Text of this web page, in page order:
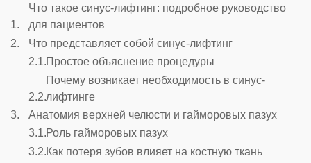
Что такое синус-лифтинг: подробное руководство
для пациентов
Что представляет собой синус-лифтинг
Простое объяснение процедуры
Почему возникает необходимость в синус-
лифтинге
Анатомия верхней челюсти и гайморовых пазух
Роль гайморовых пазух
Как потеря зубов влияет на костную ткань